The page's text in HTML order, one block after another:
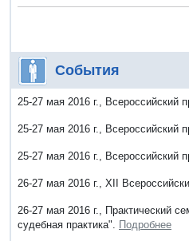
События
25-27 мая 2016 г., Всероссийский
25-27 мая 2016 г., Всероссийский
25-27 мая 2016 г., Всероссийский
26-27 мая 2016 г., ХII
26-27 мая 2016 г., Практический
судебная практика". Подробнее